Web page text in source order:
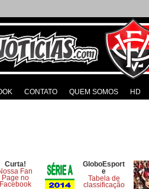
CONTATO QUEM SOMOS HD
Curta!
Fan
Page no
Facebook
GloboEsport
e
Tabela de
classificação